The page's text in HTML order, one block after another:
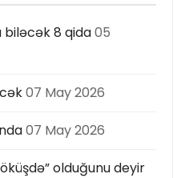
biləcək 8 qida05
07 May 2026
07 May 2026
olduğunu deyir